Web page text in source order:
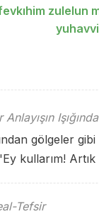
zulelun
Anlayışın
gölgeler
kullarım!
Tefsir